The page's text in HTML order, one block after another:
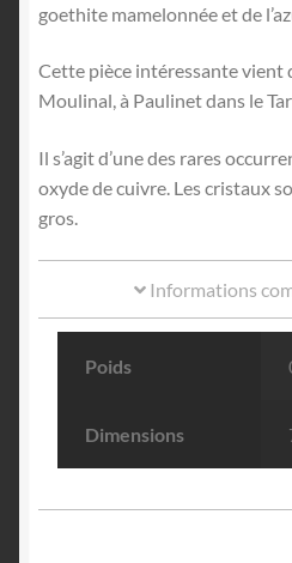
goethite mamelonnée et de
Cette pièce intéressante vient
Moulinal, à Paulinet dans le
Il s’agit d’une des rares
oxyde de cuivre. Les cristaux
gros.
Informations
Poids
Dimensions